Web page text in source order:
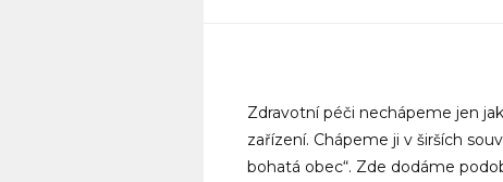
Zdravotní péči nechápeme jen
zařízení. Chápeme ji v širších
bohatá obec“. Zde dodáme